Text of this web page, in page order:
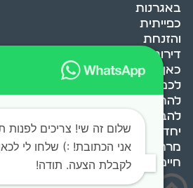
באגרנות
כפייתית
והזנחת
דירות, אנחנו
כאן כדי לעזור
לכם
להתמודד,
להבין ולשנות.
יחד, ניצור
מרחב
חיים בריא ומאוזן.
שלום זה שי! צריכים לפנות
אני הכתובת! :) שלחו לי
לקבלת הצעה. תודה!